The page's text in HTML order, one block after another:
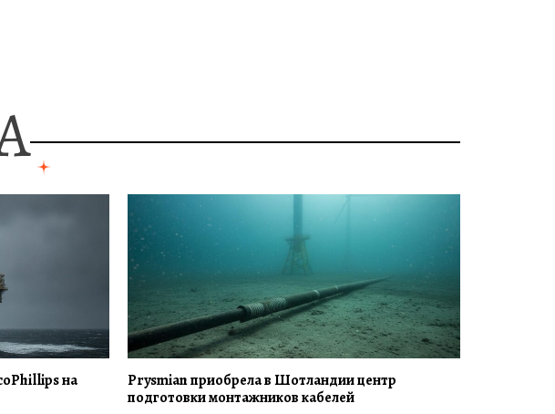
на
Prysmian приобрела в Шотландии центр
подготовки монтажников кабелей